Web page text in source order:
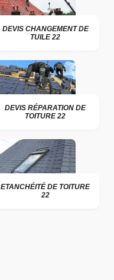
DEVIS CHANGEMENT DE
TUILE 22
DEVIS RÉPARATION DE
TOITURE 22
ETANCHÉITÉ DE TOITURE
22